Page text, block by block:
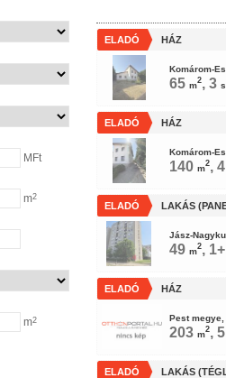
MFt
m2
m2
ELADÓ HÁZ
Komárom-
65 m2, 3
ELADÓ HÁZ
Komárom-
140 m2, 4
ELADÓ LAKÁS
Jász-
49 m2,
ELADÓ HÁZ
Pest
203 m2, 5
ELADÓ LAKÁS